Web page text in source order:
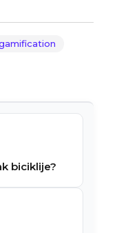
biciklije?